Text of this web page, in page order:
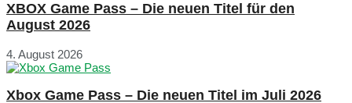
XBOX Game Pass – Die neuen Titel für den
August 2026
4. August 2026
Xbox Game Pass – Die neuen Titel im Juli 2026